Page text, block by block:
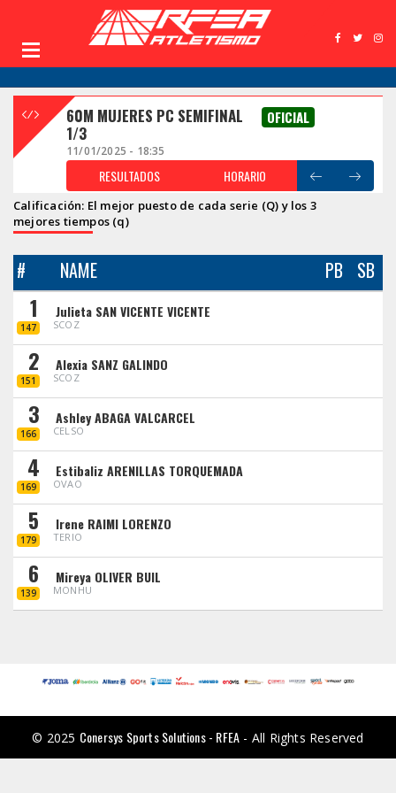
60M MUJERES PC SEMIFINAL
1/3
OFICIAL
11/01/2025 - 18:35
RESULTADOS HORARIO
Calificación: El mejor puesto de cada serie (Q) y los 3
mejores tiempos (q)
# NAME PB SB
1
147
Julieta SAN VICENTE VICENTE
SCOZ
2
151
Alexia SANZ GALINDO
SCOZ
3
166
Ashley ABAGA VALCARCEL
CELSO
4
169
Estibaliz ARENILLAS TORQUEMADA
OVAO
5
179
Irene RAIMI LORENZO
TERIO
6
139
Mireya OLIVER BUIL
MONHU
© 2025 Conersys Sports Solutions - RFEA - All Rights Reserved